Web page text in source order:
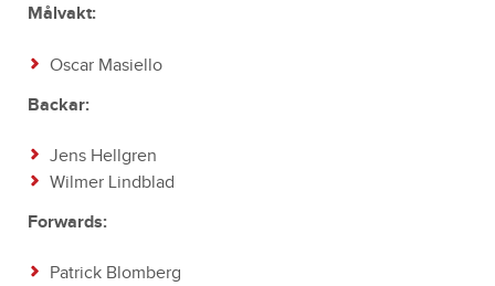
Målvakt:
Oscar Masiello
Backar:
Jens Hellgren
Wilmer Lindblad
Forwards:
Patrick Blomberg